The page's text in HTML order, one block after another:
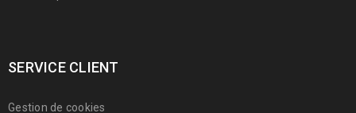
SERVICE CLIENT
Gestion de cookies